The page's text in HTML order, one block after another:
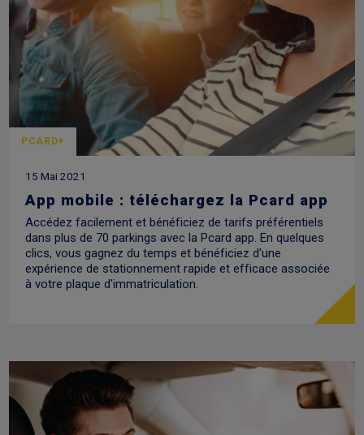
PCARD+
15 Mai 2021
App mobile : téléchargez la Pcard app
Accédez facilement et bénéficiez de tarifs préférentiels
dans plus de 70 parkings avec la Pcard app. En quelques
clics, vous gagnez du temps et bénéficiez d'une
expérience de stationnement rapide et efficace associée
à votre plaque d'immatriculation.